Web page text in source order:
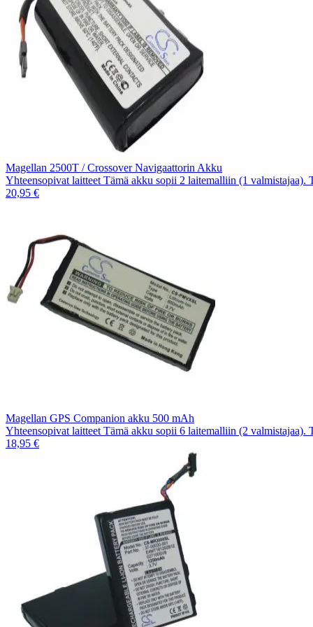
Magellan 2500T / Crossover Navigaattorin Akku
Yhteensopivat laitteet Tämä akku sopii 2 laitemalliin (1 valmistajaa).
20,95 €
Magellan GPS Companion akku 500 mAh
Yhteensopivat laitteet Tämä akku sopii 6 laitemalliin (2 valmistajaa).
18,95 €